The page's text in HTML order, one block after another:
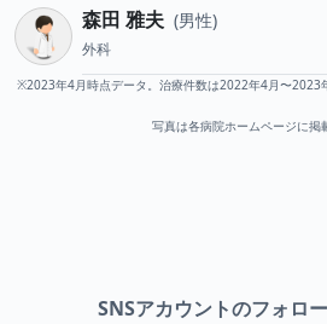
森田 雅夫 男性
外科
※2023年4月時点データ。治療件数は2022年4月〜2023
写真は各病院ホームページに掲
SNSアカウントのフォロ